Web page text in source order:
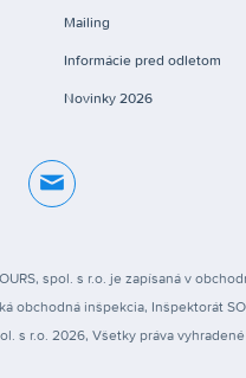
Mailing
Informácie pred odletom
Novinky 2026
spol. s r.o. je zapísaná v
obchodná inšpekcia, Inšpektorát
s r.o. 2026, Všetky práva